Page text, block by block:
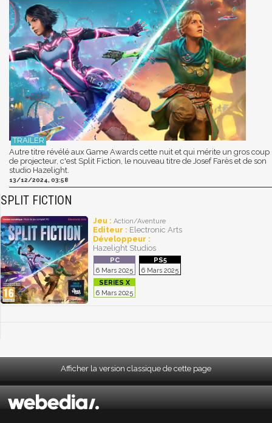
Autre titre révélé aux Game Awards cette nuit et qui mérite un gros coup
de projecteur, c'est Split Fiction, le nouveau titre de Josef Farès et de son
studio Hazelight.
13/12/2024, 03:58
SPLIT FICTION
Jeu : Action/Aventure
Editeur : Electronic Arts
Développeur :
Hazelight Studios
6 Mars 2025 6 Mars 2025
6 Mars 2025
Afficher la version classique de cette page